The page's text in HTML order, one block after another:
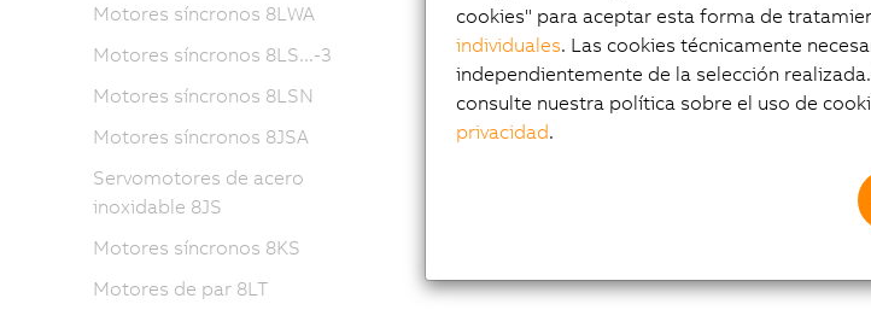
Motores síncronos 8LWA
Motores síncronos 8LS...-3
Motores síncronos 8LSN
Motores síncronos 8JSA
Servomotores de acero
inoxidable 8JS
Motores síncronos 8KS
Motores de par 8LT
cookies" para aceptar esta forma de
individuales. Las cookies técnicamente
independientemente de la selección
consulte nuestra política sobre el uso de
privacidad.